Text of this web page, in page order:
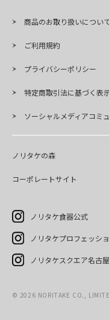
商品のお取り扱いについ
ご利用規約
プライバシーポリシー
特定商取引法に基づく表
ソーシャルメディアコミ
ノリタケの森
コーポレートサイト
ノリタケ食器公式
ノリタケプロフェッシ
ノリタケスクエア名古屋
© 2026 NORITAKE CO.,